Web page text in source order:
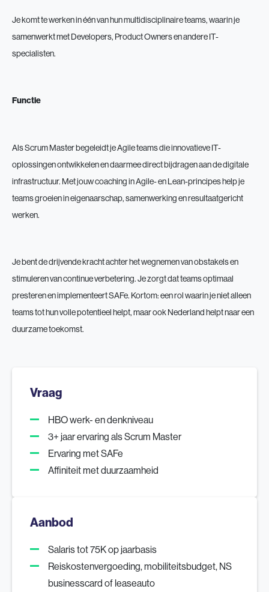
Je komt te werken in één van hun multidisciplinaire teams, waarin je
samenwerkt met Developers, Product Owners en andere IT-
specialisten.
Functie
Als Scrum Master begeleidt je Agile teams die innovatieve IT-
oplossingen ontwikkelen en daarmee direct bijdragen aan de digitale
infrastructuur. Met jouw coaching in Agile- en Lean-principes help je
teams groeien in eigenaarschap, samenwerking en resultaatgericht
werken.
Je bent de drijvende kracht achter het wegnemen van obstakels en
stimuleren van continue verbetering. Je zorgt dat teams optimaal
presteren en implementeert SAFe. Kortom: een rol waarin je niet alleen
teams tot hun volle potentieel helpt, maar ook Nederland helpt naar een
duurzame toekomst.
Vraag
HBO werk- en denkniveau
3+ jaar ervaring als Scrum Master
Ervaring met SAFe
Affiniteit met duurzaamheid
Aanbod
Salaris tot 75K op jaarbasis
Reiskostenvergoeding, mobiliteitsbudget, NS
businesscard of leaseauto